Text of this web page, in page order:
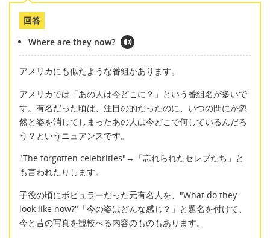
回答
Where are they now?
アメリカにも似たような番組があります。
アメリカでは「あの人は今どこに？」という番組名が多いで
す。有名だった頃は、注目の的だったのに、いつの間にか忽
然と姿を消してしまったあの人は今どこで何しているんだろ
う？というニュアンスです。
"The forgotten celebrities"→「忘れられたセレブたち」と
も言われたりします。
子役の頃にポピュラーだった元有名人を、"What do they
look like now?"「今の姿はどんな感じ？」と題名を付けて、
今と昔の写真を観較べる内容のものもあります。